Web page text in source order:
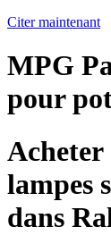
Citer maintenant
MPG
pour
Acheter
lampes
dans